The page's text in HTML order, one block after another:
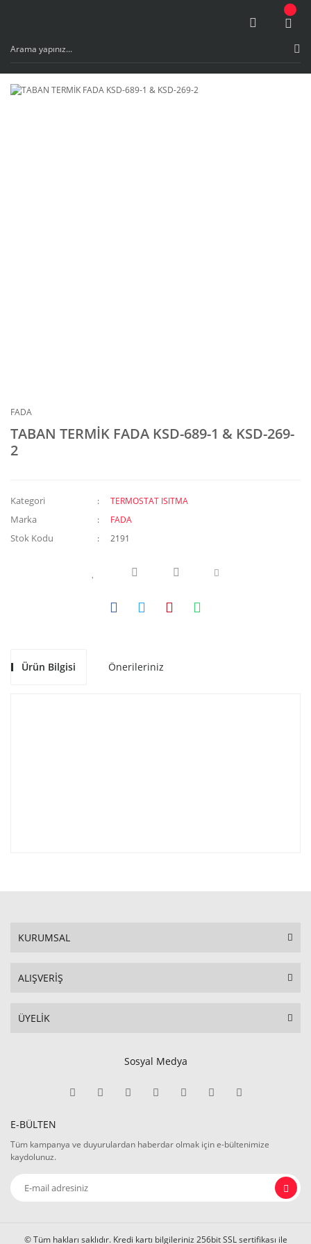
FADA
TABAN TERMİK FADA KSD-689-1 & KSD-269-
2
Kategori TERMOSTAT ISITMA
Marka FADA
Stok Kodu 2191
Ürün Bilgisi Önerileriniz
KURUMSAL
ALIŞVERİŞ
ÜYELİK
Sosyal Medya
E-BÜLTEN
Tüm kampanya ve duyurulardan haberdar olmak için e-bültenimize
kaydolunuz.
© Tüm hakları saklıdır. Kredi kartı bilgileriniz 256bit SSL sertifikası ile